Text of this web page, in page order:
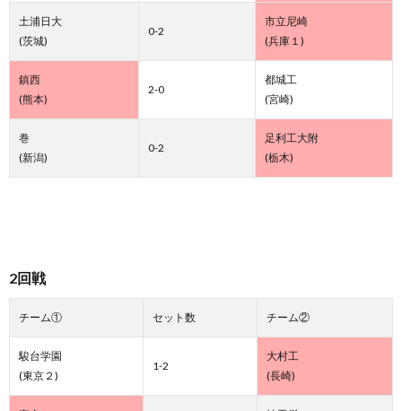
土浦日大
(茨城)
0-2
市立尼崎
(兵庫１)
鎮西
(熊本)
2-0
都城工
(宮崎)
巻
(新潟)
0-2
足利工大附
(栃木)
2回戦
チーム① セット数 チーム②
駿台学園
(東京２)
1-2
大村工
(長崎)